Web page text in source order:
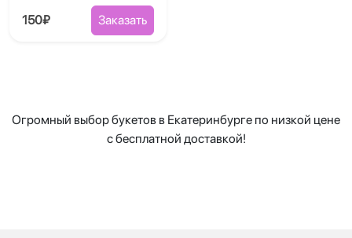
150₽ Заказать
Огромный выбор букетов в Екатеринбурге по низкой цене
с бесплатной доставкой!